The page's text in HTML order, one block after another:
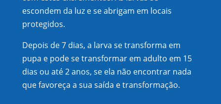
escondem da luz e se abrigam em locais
protegidos.
Depois de 7 dias, a larva se transforma em
pupa e pode se transformar em adulto em 15
dias ou até 2 anos, se ela não encontrar nada
que favoreça a sua saída e transformação.